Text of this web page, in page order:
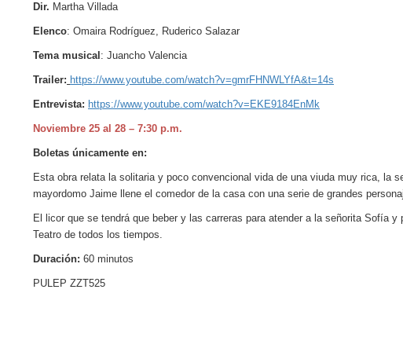
Dir. Martha Villada
Elenco: Omaira Rodríguez, Ruderico Salazar
Tema musical : Juancho Valencia
Trailer: https://www.youtube.com/watch?v=gmrFHNWLYfA&t=14s
Entrevista: https://www.youtube.com/watch?v=EKE9184EnMk
Noviembre 25 al 28 – 7:30 p.m.
Boletas únicamente en:
Esta obra relata la solitaria y poco convencional vida de una viuda muy rica,
mayordomo Jaime llene el comedor de la casa con una serie de grandes
El licor que se tendrá que beber y las carreras para atender a la señorita Sofía
Teatro de todos los tiempos.
Duración: 60 minutos
PULEP ZZT525